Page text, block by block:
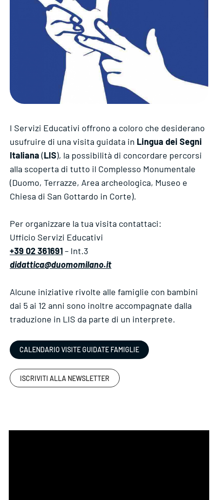
I Servizi Educativi offrono a coloro che desiderano
usufruire di una visita guidata in Lingua dei Segni
Italiana (LIS), la possibilità di concordare percorsi
alla scoperta di tutto il Complesso Monumentale
(Duomo, Terrazze, Area archeologica, Museo e
Chiesa di San Gottardo in Corte).
Per organizzare la tua visita contattaci:
Ufficio Servizi Educativi
+39 02 361691– Int.3
didattica@duomomilano.it
Alcune iniziative rivolte alle famiglie con bambini
dai 5 ai 12 anni sono inoltre accompagnate dalla
traduzione in LIS da parte di un interprete.
CALENDARIO VISITE GUIDATE FAMIGLIE
ISCRIVITI ALLA NEWSLETTER